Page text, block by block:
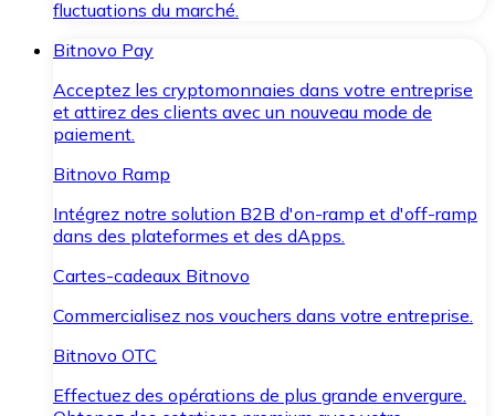
fluctuations du marché.
Bitnovo Pay
Acceptez les cryptomonnaies dans votre entreprise
et attirez des clients avec un nouveau mode de
paiement.
Bitnovo Ramp
Intégrez notre solution B2B d'on-ramp et d'off-ramp
dans des plateformes et des dApps.
Cartes-cadeaux Bitnovo
Commercialisez nos vouchers dans votre entreprise.
Bitnovo OTC
Effectuez des opérations de plus grande envergure.